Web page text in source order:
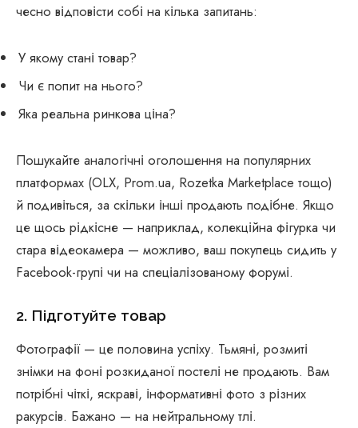
чесно відповісти собі на кілька запитань:
У якому стані товар?
Чи є попит на нього?
Яка реальна ринкова ціна?
Пошукайте аналогічні оголошення на популярних
платформах (OLX, Prom.ua, Rozetka Marketplace тощо)
й подивіться, за скільки інші продають подібне. Якщо
це щось рідкісне — наприклад, колекційна фігурка чи
стара відеокамера — можливо, ваш покупець сидить у
Facebook-групі чи на спеціалізованому форумі.
2. Підготуйте товар
Фотографії — це половина успіху. Тьмяні, розмиті
знімки на фоні розкиданої постелі не продають. Вам
потрібні чіткі, яскраві, інформативні фото з різних
ракурсів. Бажано — на нейтральному тлі.